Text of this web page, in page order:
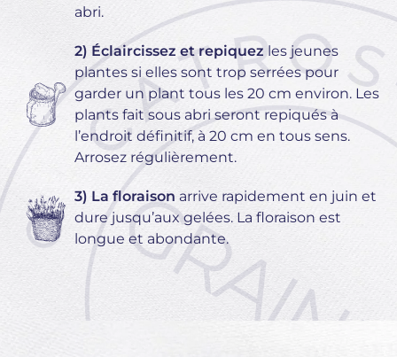
abri.
2) Éclaircissez et repiquez les jeunes
plantes si elles sont trop serrées pour
garder un plant tous les 20 cm environ. Les
plants fait sous abri seront repiqués à
l’endroit définitif, à 20 cm en tous sens.
Arrosez régulièrement.
3) La floraison arrive rapidement en juin et
dure jusqu’aux gelées. La floraison est
longue et abondante.